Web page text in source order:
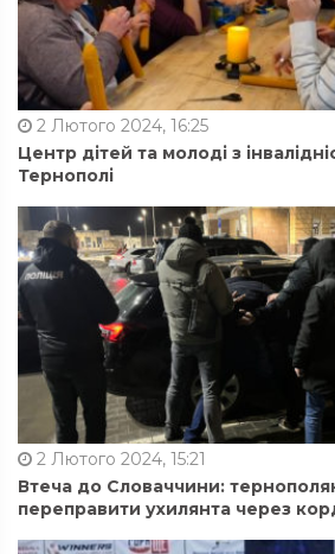
2 Лютого 2024, 16:25
Центр дітей та молоді з
Тернополі
2 Лютого 2024, 15:21
Втеча до Словаччини:
переправити ухилянта через